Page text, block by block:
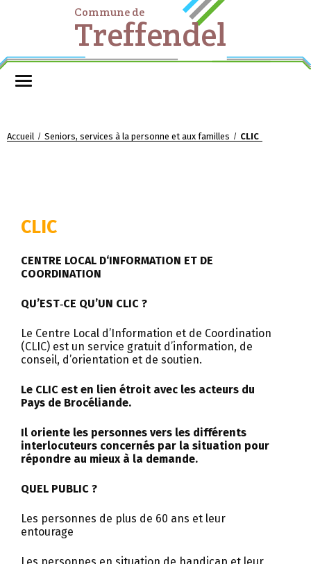
Commune de
Treffendel
Accueil / Seniors, services à la personne et aux familles / CLIC
CLIC
CENTRE LOCAL D‘INFORMATION ET DE
COORDINATION
QU’EST‐CE QU’UN CLIC ?
Le Centre Local d’Information et de Coordination
(CLIC) est un service gratuit d’information, de
conseil, d’orientation et de soutien.
Le CLIC est en lien étroit avec les acteurs du
Pays de Brocéliande.
Il oriente les personnes vers les différents
interlocuteurs concernés par la situation pour
répondre au mieux à la demande.
QUEL PUBLIC ?
Les personnes de plus de 60 ans et leur
entourage